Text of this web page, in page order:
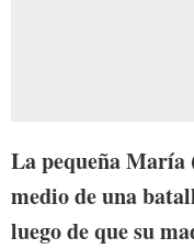
La pequeña María
medio de una
luego de que su